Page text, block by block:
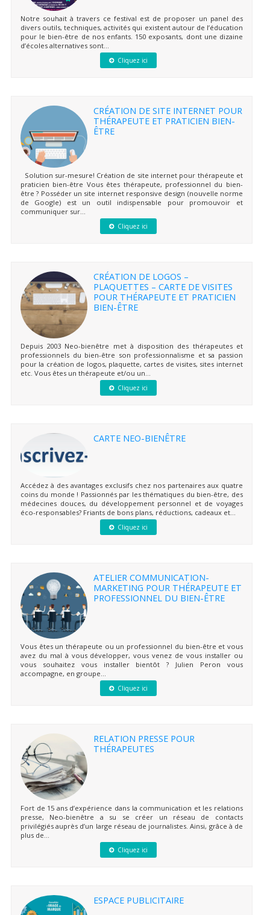
Notre souhait à travers ce festival est de proposer un panel des
divers outils, techniques, activités qui existent autour de l’éducation
pour le bien-être de nos enfants. 150 exposants, dont une dizaine
d’écoles alternatives sont...
Cliquez ici
CRÉATION DE SITE INTERNET POUR
THÉRAPEUTE ET PRATICIEN BIEN-
ÊTRE
Solution sur-mesure! Création de site internet pour thérapeute et
praticien bien-être Vous êtes thérapeute, professionnel du bien-
être ? Posséder un site internet responsive design (nouvelle norme
de Google) est un outil indispensable pour promouvoir et
communiquer sur...
Cliquez ici
CRÉATION DE LOGOS –
PLAQUETTES – CARTE DE VISITES
POUR THÉRAPEUTE ET PRATICIEN
BIEN-ÊTRE
Depuis 2003 Neo-bienêtre met à disposition des thérapeutes et
professionnels du bien-être son professionnalisme et sa passion
pour la création de logos, plaquette, cartes de visites, sites internet
etc. Vous êtes un thérapeute et/ou un...
Cliquez ici
CARTE NEO-BIENÊTRE
Accédez à des avantages exclusifs chez nos partenaires aux quatre
coins du monde ! Passionnés par les thématiques du bien-être, des
médecines douces, du développement personnel et de voyages
éco-responsables? Friants de bons plans, réductions, cadeaux et...
Cliquez ici
ATELIER COMMUNICATION-
MARKETING POUR THÉRAPEUTE ET
PROFESSIONNEL DU BIEN-ÊTRE
Vous êtes un thérapeute ou un professionnel du bien-être et vous
avez du mal à vous développer, vous venez de vous installer ou
vous souhaitez vous installer bientôt ? Julien Peron vous
accompagne, en groupe...
Cliquez ici
RELATION PRESSE POUR
THÉRAPEUTES
Fort de 15 ans d’expérience dans la communication et les relations
presse, Neo-bienêtre a su se créer un réseau de contacts
privilégiés auprès d’un large réseau de journalistes. Ainsi, grâce à de
plus de...
Cliquez ici
ESPACE PUBLICITAIRE